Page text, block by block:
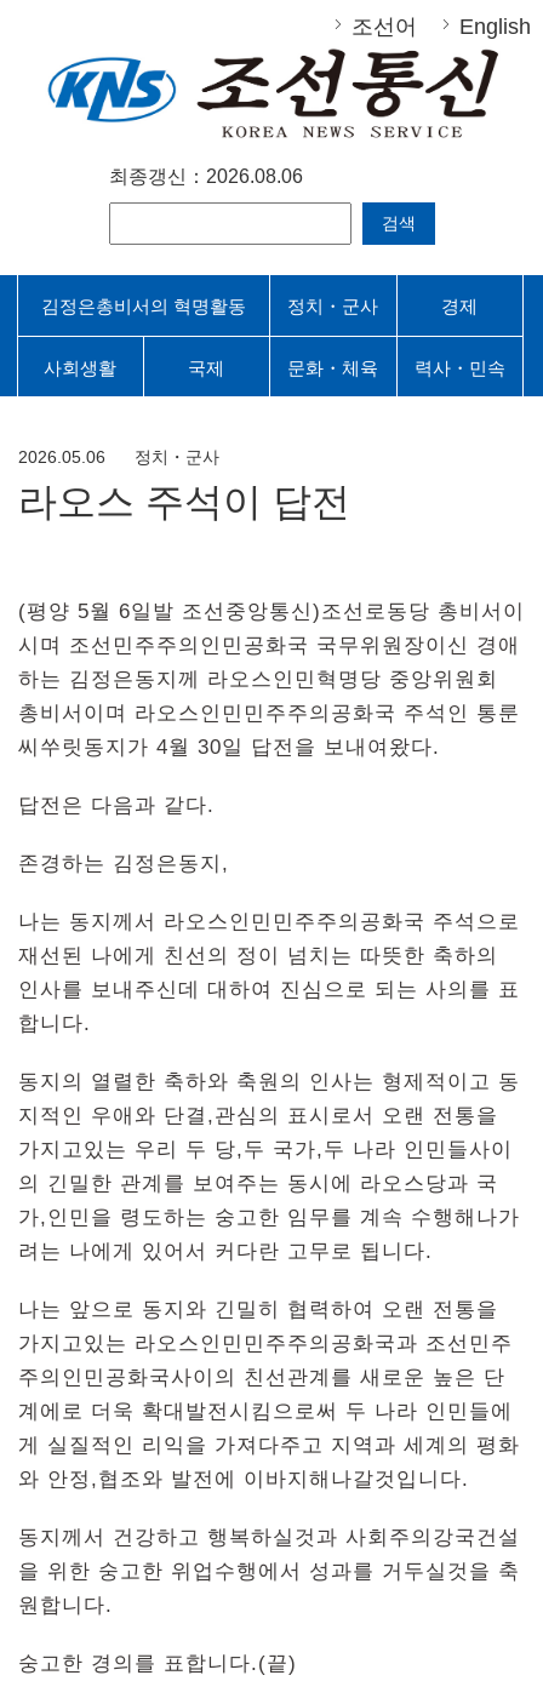
조선어 English
최종갱신：2026.08.06
검색
김정은총비서의 혁명활동 정치・군사 경제
사회생활 국제 문화・체육 력사・민속
2026.05.06 정치・군사
라오스 주석이 답전
(평양 5월 6일발 조선중앙통신)조선로동당 총비서이
시며 조선민주주의인민공화국 국무위원장이신 경애
하는 김정은동지께 라오스인민혁명당 중앙위원회
총비서이며 라오스인민민주주의공화국 주석인 통룬
씨쑤릿동지가 4월 30일 답전을 보내여왔다.
답전은 다음과 같다.
존경하는 김정은동지,
나는 동지께서 라오스인민민주주의공화국 주석으로
재선된 나에게 친선의 정이 넘치는 따뜻한 축하의
인사를 보내주신데 대하여 진심으로 되는 사의를 표
합니다.
동지의 열렬한 축하와 축원의 인사는 형제적이고 동
지적인 우애와 단결,관심의 표시로서 오랜 전통을
가지고있는 우리 두 당,두 국가,두 나라 인민들사이
의 긴밀한 관계를 보여주는 동시에 라오스당과 국
가,인민을 령도하는 숭고한 임무를 계속 수행해나가
려는 나에게 있어서 커다란 고무로 됩니다.
나는 앞으로 동지와 긴밀히 협력하여 오랜 전통을
가지고있는 라오스인민민주주의공화국과 조선민주
주의인민공화국사이의 친선관계를 새로운 높은 단
계에로 더욱 확대발전시킴으로써 두 나라 인민들에
게 실질적인 리익을 가져다주고 지역과 세계의 평화
와 안정,협조와 발전에 이바지해나갈것입니다.
동지께서 건강하고 행복하실것과 사회주의강국건설
을 위한 숭고한 위업수행에서 성과를 거두실것을 축
원합니다.
숭고한 경의를 표합니다.(끝)